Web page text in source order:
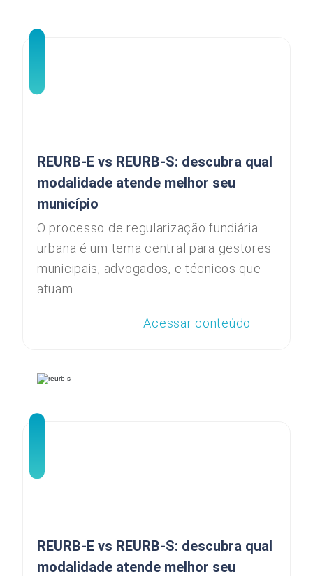
REURB-E vs REURB-S: descubra qual
modalidade atende melhor seu
município
O processo de regularização fundiária
urbana é um tema central para gestores
municipais, advogados, e técnicos que
atuam...
Acessar conteúdo
REURB-E vs REURB-S: descubra qual
modalidade atende melhor seu